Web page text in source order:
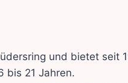
und bietet seit
bis 21 Jahren.